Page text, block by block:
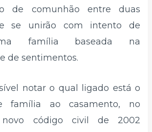
de comunhão entre duas
se unirão com intento de
família baseada na
de sentimentos.
notar o qual ligado está o
família ao casamento, no
código civil de 2002